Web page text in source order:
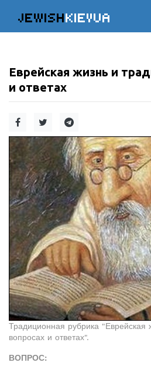
JEWISHKIEVUA
Еврейская жизнь и
и ответах
Традиционная рубрика "Еврейская
вопросах и ответах".
ВОПРОС: